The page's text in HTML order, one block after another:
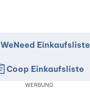
WeNeed Einkaufsliste
Coop Einkaufsliste
WERBUNG